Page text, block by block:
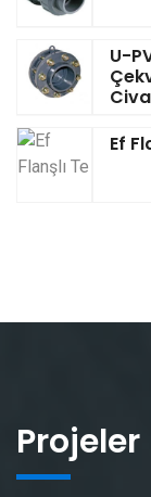
U-
Ef
Projeler